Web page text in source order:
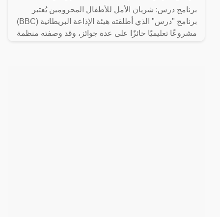
برنامج درس: شريان الأمل للأطفال المحرومين يُعتبر
برنامج "درس" الذي أطلقته هيئة الإذاعة البريطانية (BBC)
مشروعًا تعليميًا حائزًا على عدة جوائز، وقد وصفته منظمة